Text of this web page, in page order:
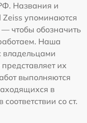
Названия и
Zeiss упоминаются
чтобы обозначить
Наша
владельцами
их
выполняются
в
со ст.